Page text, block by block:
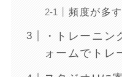
頻度が多
・トレーニン
ォームでトレ